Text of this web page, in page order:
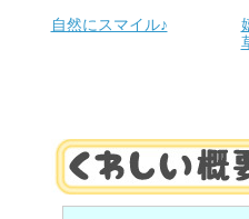
自然にスマイル♪